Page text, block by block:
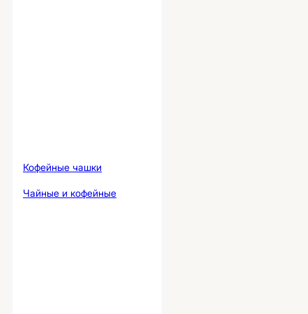
Кофейные чашки
Чайные и кофейные